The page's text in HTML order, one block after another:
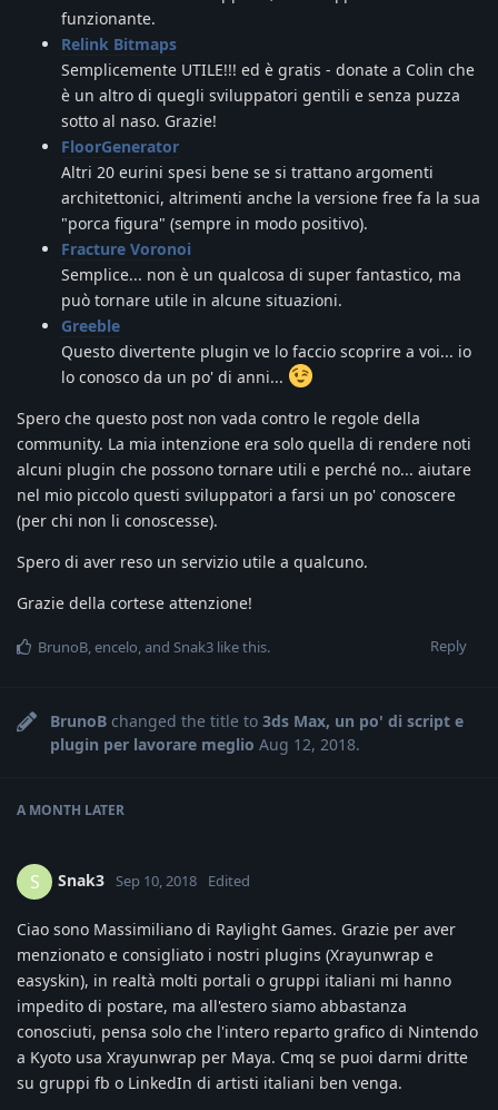
funzionante.
Relink Bitmaps
Semplicemente UTILE!!! ed è gratis - donate a Colin che
è un altro di quegli sviluppatori gentili e senza puzza
sotto al naso. Grazie!
FloorGenerator
Altri 20 eurini spesi bene se si trattano argomenti
architettonici, altrimenti anche la versione free fa la sua
"porca figura" (sempre in modo positivo).
Fracture Voronoi
Semplice... non è un qualcosa di super fantastico, ma
può tornare utile in alcune situazioni.
Greeble
Questo divertente plugin ve lo faccio scoprire a voi... io
lo conosco da un po' di anni...
Spero che questo post non vada contro le regole della
community. La mia intenzione era solo quella di rendere noti
alcuni plugin che possono tornare utili e perché no... aiutare
nel mio piccolo questi sviluppatori a farsi un po' conoscere
(per chi non li conoscesse).
Spero di aver reso un servizio utile a qualcuno.
Grazie della cortese attenzione!
Reply
BrunoB,encelo, and Snak3 like this.
BrunoB changed the title to 3ds Max, un po' di script e
plugin per lavorare meglio Aug 12, 2018.
A MONTH LATER
S Snak3 Sep 10, 2018 Edited
Ciao sono Massimiliano di Raylight Games. Grazie per aver
menzionato e consigliato i nostri plugins (Xrayunwrap e
easyskin), in realtà molti portali o gruppi italiani mi hanno
impedito di postare, ma all'estero siamo abbastanza
conosciuti, pensa solo che l'intero reparto grafico di Nintendo
a Kyoto usa Xrayunwrap per Maya. Cmq se puoi darmi dritte
su gruppi fb o LinkedIn di artisti italiani ben venga.